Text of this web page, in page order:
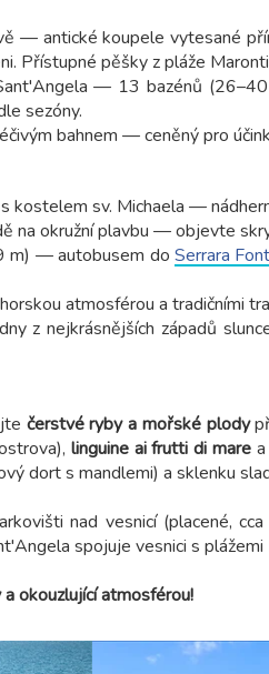
— antické koupele vytesané
Přístupné pěšky z pláže
— 13 bazénů
sezóny.
bahnem — ceněný pro
kostelem sv. Michaela —
na okružní plavbu — objevte
m) — autobusem doSerrara
atmosférou a tradičními
z nejkrásnějších západů
čerstvé ryby a mořské plody
linguine ai frutti di mare
dort s mandlemi) a sklenku
nad vesnicí (placené,
spojuje vesnici s
okouzlující atmosférou!